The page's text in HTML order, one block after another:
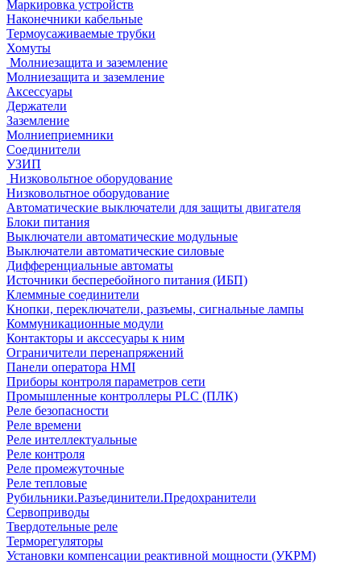
Маркировка устройств
Наконечники кабельные
Термоусаживаемые трубки
Хомуты
Молниезащита и заземление
Молниезащита и заземление
Аксессуары
Держатели
Заземление
Молниеприемники
Соединители
УЗИП
Низковольтное оборудование
Низковольтное оборудование
Автоматические выключатели для защиты двигателя
Блоки питания
Выключатели автоматические модульные
Выключатели автоматические силовые
Дифференциальные автоматы
Источники бесперебойного питания (ИБП)
Клеммные соединители
Кнопки, переключатели, разъемы, сигнальные лампы
Коммуникационные модули
Контакторы и акссесуары к ним
Ограничители перенапряжений
Панели оператора HMI
Приборы контроля параметров сети
Промышленные контроллеры PLC (ПЛК)
Реле безопасности
Реле времени
Реле интеллектуальные
Реле контроля
Реле промежуточные
Реле тепловые
Рубильники.Разъединители.Предохранители
Сервоприводы
Твердотельные реле
Терморегуляторы
Установки компенсации реактивной мощности (УКРМ)